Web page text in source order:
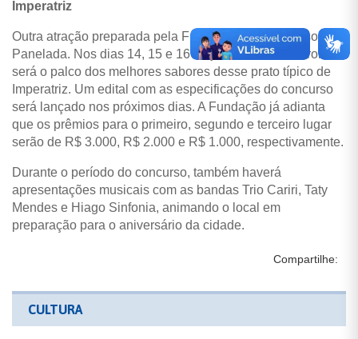
Imperatriz
Outra atração preparada pela Fundação é o Concurso de
Panelada. Nos dias 14, 15 e 16 de julho, o Pamelódromo
será o palco dos melhores sabores desse prato típico de
Imperatriz. Um edital com as especificações do concurso
será lançado nos próximos dias. A Fundação já adianta
que os prêmios para o primeiro, segundo e terceiro lugar
serão de R$ 3.000, R$ 2.000 e R$ 1.000, respectivamente.
Durante o período do concurso, também haverá
apresentações musicais com as bandas Trio Cariri, Taty
Mendes e Hiago Sinfonia, animando o local em
preparação para o aniversário da cidade.
Compartilhe:
CULTURA